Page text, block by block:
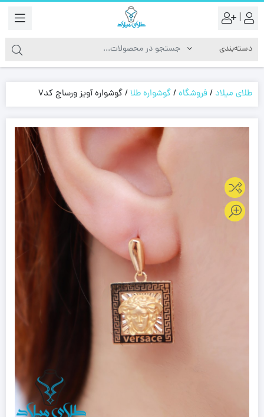
|
طلای میلاد /فروشگاه/گوشواره طلا/گوشواره آویز ورساچ کد7